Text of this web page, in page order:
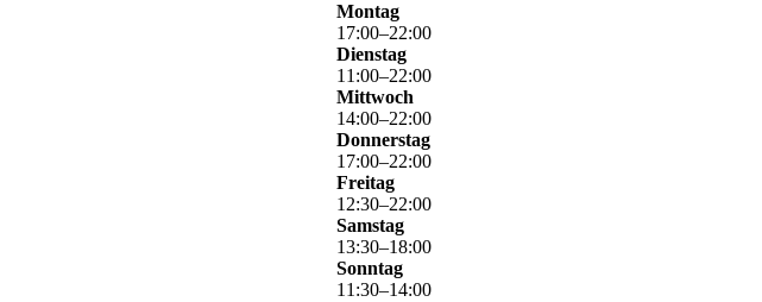
Montag
17:00–22:00
Dienstag
11 :00–22:00
Mittwoch
14:00–22:00
Donnerstag
17:00–22:00
Freitag
12:30–22:00
Samstag
13:30–18:00
Sonntag
11 :30–14:00